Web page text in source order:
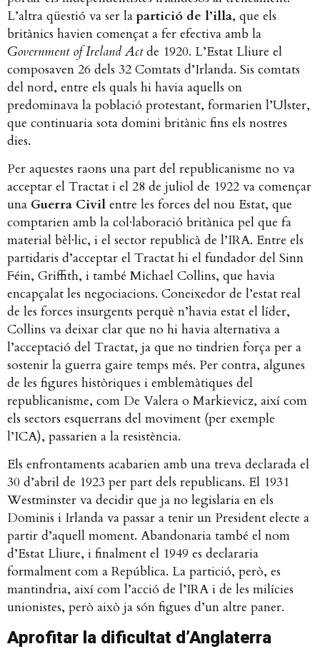
L’altra qüestió va ser la partició de l’illa, que els
britànics havien començat a fer efectiva amb la
Government of Ireland Actde 1920. L’Estat Lliure el
composaven 26 dels 32 Comtats d’Irlanda. Sis comtats
del nord, entre els quals hi havia aquells on
predominava la població protestant, formarien l’Ulster,
que continuaria sota domini britànic fins els nostres
dies.
Per aquestes raons una part del republicanisme no va
acceptar el Tractat i el 28 de juliol de 1922 va començar
una Guerra Civil entre les forces del nou Estat, que
comptarien amb la col·laboració britànica pel que fa
material bèl·lic, i el sector republicà de l’IRA. Entre els
partidaris d’acceptar el Tractat hi el fundador del Sinn
Féin, Griffith, i també Michael Collins, que havia
encapçalat les negociacions. Coneixedor de l’estat real
de les forces insurgents perquè n’havia estat el líder,
Collins va deixar clar que no hi havia alternativa a
l’acceptació del Tractat, ja que no tindrien força per a
sostenir la guerra gaire temps més. Per contra, algunes
de les figures històriques i emblemàtiques del
republicanisme, com De Valera o Markievicz, així com
els sectors esquerrans del moviment (per exemple
l’ICA), passarien a la resistència.
Els enfrontaments acabarien amb una treva declarada el
30 d’abril de 1923 per part dels republicans. El 1931
Westminster va decidir que ja no legislaria en els
Dominis i Irlanda va passar a tenir un President electe a
partir d’aquell moment. Abandonaria també el nom
d’Estat Lliure, i finalment el 1949 es declararia
formalment com a República. La partició, però, es
mantindria, així com l’acció de l’IRA i de les milícies
unionistes, però això ja són figues d’un altre paner.
Aprofitar la dificultat d’Anglaterra